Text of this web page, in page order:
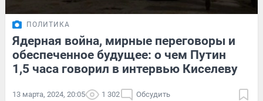
ПОЛИТИКА
Ядерная война, мирные переговоры и
обеспеченное будущее: о чем Путин
1,5 часа говорил в интервью Киселеву
13 марта, 2024, 20:05 1 302 Обсудить